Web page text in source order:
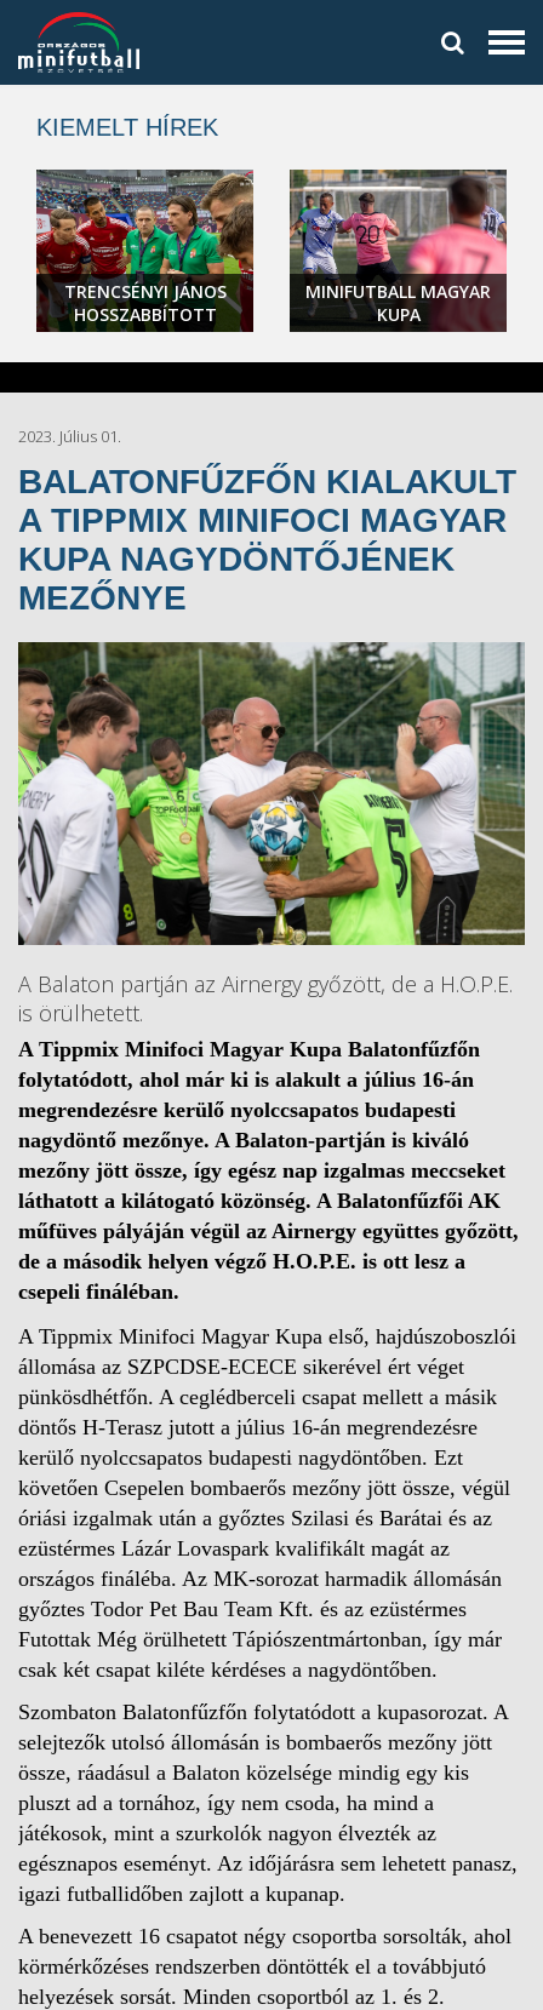
KIEMELT HÍREK
TRENCSÉNYI JÁNOS
HOSSZABBÍTOTT
MINIFUTBALL MAGYAR
KUPA
2023. Július 01.
BALATONFŰZFŐN KIALAKULT
A TIPPMIX MINIFOCI MAGYAR
KUPA NAGYDÖNTŐJÉNEK
MEZŐNYE
A Balaton partján az Airnergy győzött, de a H.O.P.E.
is örülhetett.
A Tippmix Minifoci Magyar Kupa Balatonfűzfőn
folytatódott, ahol már ki is alakult a július 16-án
megrendezésre kerülő nyolccsapatos budapesti
nagydöntő mezőnye. A Balaton-partján is kiváló
mezőny jött össze, így egész nap izgalmas meccseket
láthatott a kilátogató közönség. A Balatonfűzfői AK
műfüves pályáján végül az Airnergy együttes győzött,
de a második helyen végző H.O.P.E. is ott lesz a
csepeli fináléban.
A Tippmix Minifoci Magyar Kupa első, hajdúszoboszlói
állomása az SZPCDSE-ECECE sikerével ért véget
pünkösdhétfőn. A ceglédberceli csapat mellett a másik
döntős H-Terasz jutott a július 16-án megrendezésre
kerülő nyolccsapatos budapesti nagydöntőben. Ezt
követően Csepelen bombaerős mezőny jött össze, végül
óriási izgalmak után a győztes Szilasi és Barátai és az
ezüstérmes Lázár Lovaspark kvalifikált magát az
országos fináléba. Az MK-sorozat harmadik állomásán
győztes Todor Pet Bau Team Kft. és az ezüstérmes
Futottak Még örülhetett Tápiószentmártonban, így már
csak két csapat kiléte kérdéses a nagydöntőben.
Szombaton Balatonfűzfőn folytatódott a kupasorozat. A
selejtezők utolsó állomásán is bombaerős mezőny jött
össze, ráadásul a Balaton közelsége mindig egy kis
pluszt ad a tornához, így nem csoda, ha mind a
játékosok, mint a szurkolók nagyon élvezték az
egésznapos eseményt. Az időjárásra sem lehetett panasz,
igazi futballidőben zajlott a kupanap.
A benevezett 16 csapatot négy csoportba sorsolták, ahol
körmérkőzéses rendszerben döntötték el a továbbjutó
helyezések sorsát. Minden csoportból az 1. és 2.